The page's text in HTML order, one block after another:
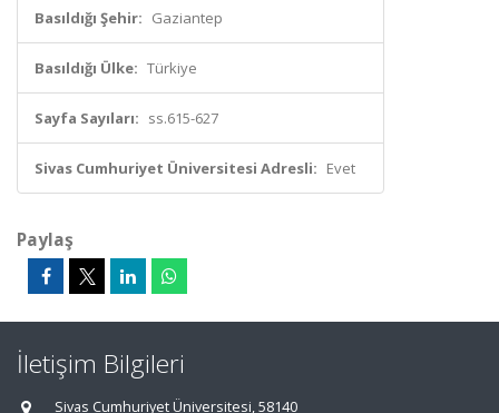
Basıldığı Şehir: Gaziantep
Basıldığı Ülke: Türkiye
Sayfa Sayıları: ss.615-627
Sivas Cumhuriyet Üniversitesi Adresli: Evet
Paylaş
İletişim Bilgileri
Sivas Cumhuriyet Üniversitesi, 58140